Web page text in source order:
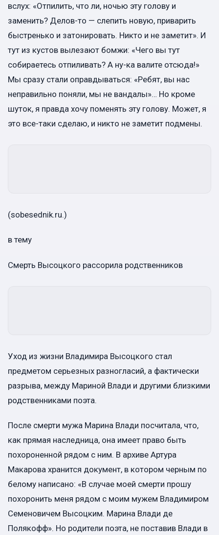
вслух: «Отпилить, что ли, ночью эту голову и
заменить? Делов-то — слепить новую, приварить
быстренько и затонировать. Никто и не заметит». И
тут из кустов вылезают бомжи: «Чего вы тут
собираетесь отпиливать? А ну-ка валите отсюда!»
Мы сразу стали оправдываться: «Ребят, вы нас
неправильно поняли, мы не вандалы»… Но кроме
шуток, я правда хочу поменять эту голову. Может, я
это все-таки сделаю, и никто не заметит подмены.
(sobesednik.ru.)
в тему
Смерть Высоцкого рассорила родственников
Уход из жизни Владимира Высоцкого стал
предметом серьезных разногласий, а фактически
разрыва, между Мариной Влади и другими близкими
родственниками поэта.
После смерти мужа Марина Влади посчитала, что,
как прямая наследница, она имеет право быть
похороненной рядом с ним. В архиве Артура
Макарова хранится документ, в котором черным по
белому написано: «В случае моей смерти прошу
похоронить меня рядом с моим мужем Владимиром
Семеновичем Высоцким. Марина Влади де
Полякофф». Но родители поэта, не поставив Влади в